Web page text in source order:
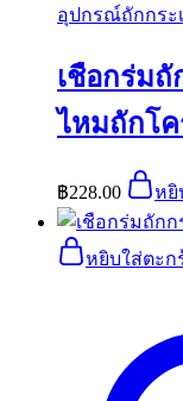
อุปกรณ์ถักกระ
เชือกร่มถั
ไหมถักโค
฿228.00 หยิ
หยิบใส่ตะก